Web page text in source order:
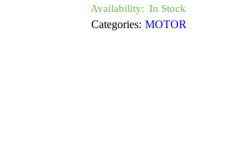
Availability: In Stock
Categories: MOTOR